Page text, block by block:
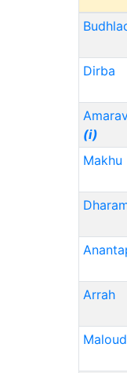
(i)
Dirba
(i)
Makhu
Arrah
Maloud